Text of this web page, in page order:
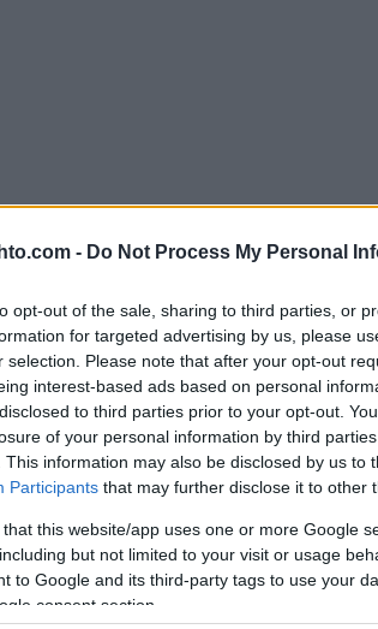
- Do Not Process My Personal
opt-out of the sale, sharing to third parties, or
for targeted advertising by us, please
selection. Please note that after your opt-out
interest-based ads based on personal
to third parties prior to your opt-out.
of your personal information by third
This information may also be disclosed by us to
Participants that may further disclose it to other
that this website/app uses one or more Google
but not limited to your visit or usage
to Google and its third-party tags to use your
consent section.
39. American
kaikkiaan eri matkoille
Tänään hiihdetään
ennätysosanoton kaiken
Telemarkin